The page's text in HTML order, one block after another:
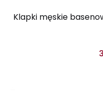
Klapki męskie